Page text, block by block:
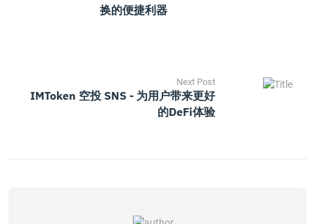
换的便捷利器
Next Post
IMToken 空投 SNS - 为用户带来更好
的DeFi体验